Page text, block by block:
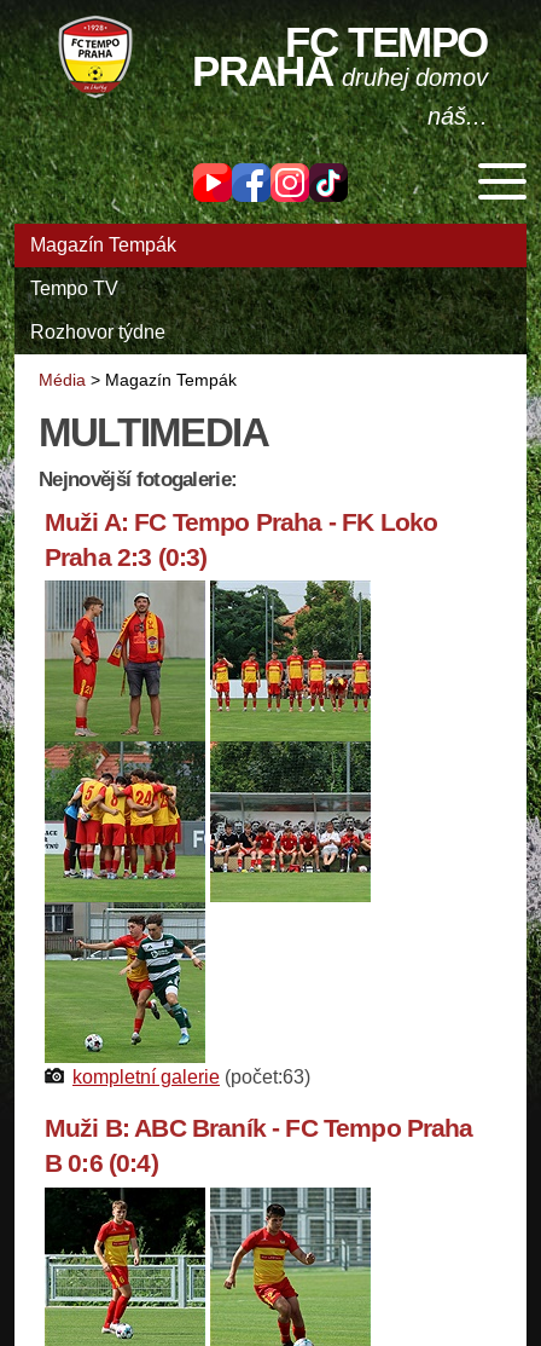
FC TEMPO
PRAHAdruhej domov
náš...
Magazín Tempák
Tempo TV
Rozhovor týdne
Média > Magazín Tempák
MULTIMEDIA
Nejnovější fotogalerie:
Muži A: FC Tempo Praha - FK Loko
Praha 2:3 (0:3)
kompletní galerie (počet:63)
Muži B: ABC Braník - FC Tempo Praha
B 0:6 (0:4)